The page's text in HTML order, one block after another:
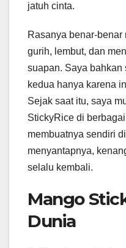
jatuh cinta.
Rasanya benar-
gurih, lembut, dan
suapan. Saya bahkan
kedua hanya karena
Sejak saat itu, saya
StickyRice di
membuatnya sendiri
menyantapnya,
selalu kembali.
Mango
Dunia